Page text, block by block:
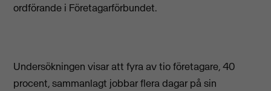
ordförande i Företagarförbundet.
Undersökningen visar att fyra av tio företagare, 40
procent, sammanlagt jobbar flera dagar på sin